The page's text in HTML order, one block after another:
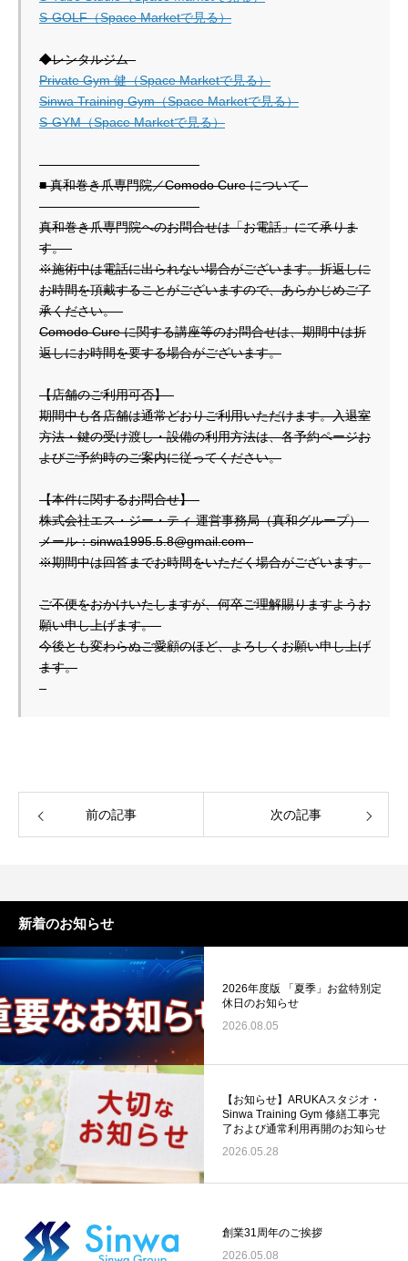
S-GOLF（Space Marketで見る）
Private Gym 健（Space Marketで見る）
Sinwa Training Gym（Space Marketで見る）
S-GYM（Space Marketで見る）
――――――――――――
■ 真和巻き爪専門院／Comodo Cure について
――――――――――――
真和巻き爪専門院へのお問合せは「お電話」にて承りま
す。
※施術中は電話に出られない場合がございます。折返しに
お時間を頂戴することがございますので、あらかじめご了
承ください。
Comodo Cure に関する講座等のお問合せは、期間中は折
返しにお時間を要する場合がございます。
【店舗のご利用可否】
期間中も各店舗は通常どおりご利用いただけます。入退室
方法・鍵の受け渡し・設備の利用方法は、各予約ページお
よびご予約時のご案内に従ってください。
【本件に関するお問合せ】
株式会社エス・ジー・ティ 運営事務局（真和グループ）
メール：sinwa1995.5.8@gmail.com
※期間中は回答までお時間をいただく場合がございます。
ご不便をおかけいたしますが、何卒ご理解賜りますようお
願い申し上げます。
今後とも変わらぬご愛顧のほど、よろしくお願い申し上げ
ます。
前の記事 次の記事
新着のお知らせ
2026年度版 「夏季」お盆特別定
休日のお知らせ
2026.08.05
【お知らせ】ARUKAスタジオ・
Sinwa Training Gym 修繕工事完
了および通常利用再開のお知らせ
2026.05.28
創業31周年のご挨拶
2026.05.08